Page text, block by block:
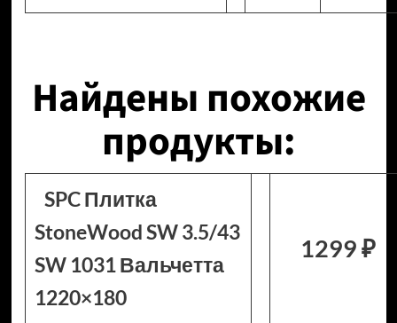
Найдены похожие
продукты:
SPC Плитка
StoneWood SW 3.5/43
SW 1031 Вальчетта
1220×180
1299 ₽